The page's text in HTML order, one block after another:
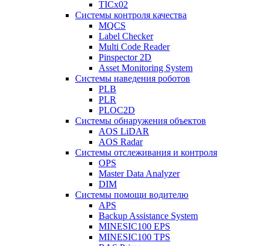
TICx02
Системы контроля качества
MQCS
Label Checker
Multi Code Reader
Pinspector 2D
Asset Monitoring System
Системы наведения роботов
PLB
PLR
PLOC2D
Системы обнаружения объектов
AOS LiDAR
AOS Radar
Системы отслеживания и контроля
OPS
Master Data Analyzer
DIM
Системы помощи водителю
APS
Backup Assistance System
MINESIC100 EPS
MINESIC100 TPS